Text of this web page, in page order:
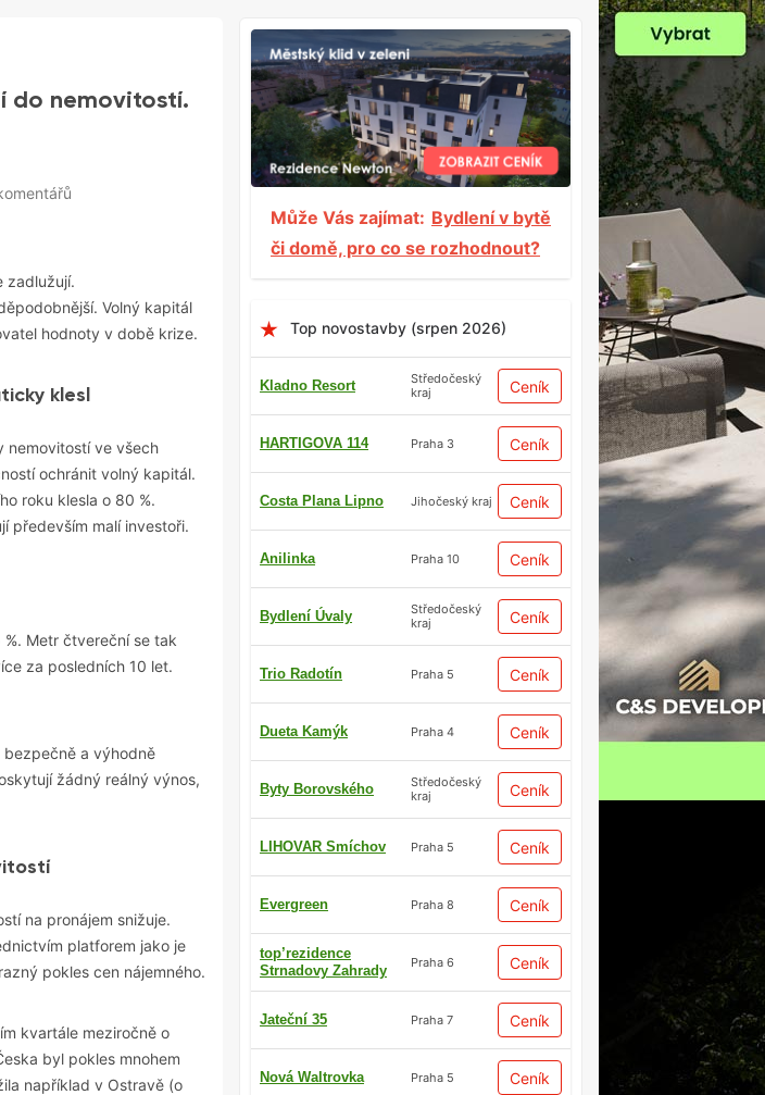
Může Vás zajímat: Bydlení v bytě
či domě, pro co se rozhodnout?
Top novostavby (srpen 2026)
Kladno Resort
Středočeský
kraj
Ceník
HARTIGOVA 114 Praha 3 Ceník
Costa Plana Lipno Jihočeský kraj Ceník
Anilinka Praha 10 Ceník
Bydlení Úvaly
Středočeský
kraj
Ceník
Trio Radotín Praha 5 Ceník
Dueta Kamýk Praha 4 Ceník
Byty Borovského
Středočeský
kraj
Ceník
LIHOVAR Smíchov Praha 5 Ceník
Evergreen Praha 8 Ceník
top’rezidence
Strnadovy Zahrady
Praha 6 Ceník
Jateční 35 Praha 7 Ceník
Nová Waltrovka Praha 5 Ceník
do nemovitostí.
zadlužují.
Volný kapitál
hodnoty v době krize.
klesl
nemovitostí ve všech
ochránit volný kapitál.
roku klesla o 80 %.
především malí investoři.
Metr čtvereční se tak
za posledních 10 let.
a výhodně
žádný reálný výnos,
na pronájem snižuje.
platforem jako je
pokles cen nájemného.
kvartále meziročně o
byl pokles mnohem
například v Ostravě (o